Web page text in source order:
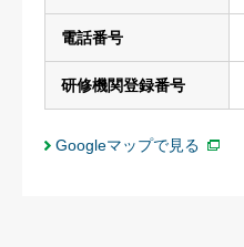
電話番号
研修機関登録番号
Googleマップで見る